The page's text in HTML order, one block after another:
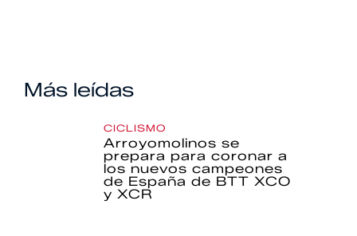
Más leídas
CICLISMO
Arroyomolinos se
prepara para coronar a
los nuevos campeones
de España de BTT XCO
y XCR